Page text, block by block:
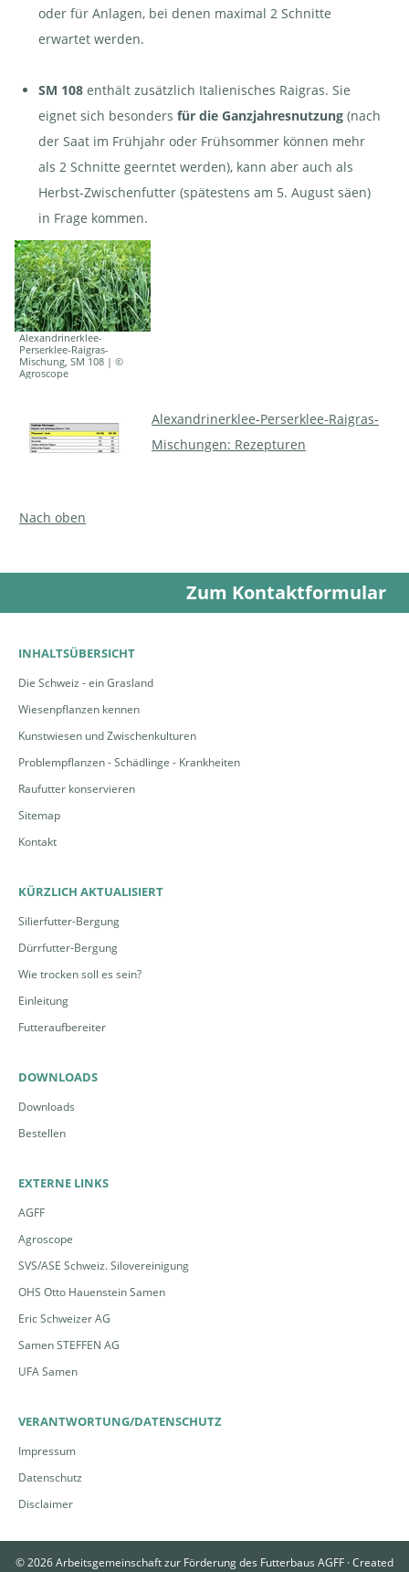
oder für Anlagen, bei denen maximal 2 Schnitte
erwartet werden.
SM 108 enthält zusätzlich Italienisches Raigras. Sie
eignet sich besonders für die Ganzjahresnutzung (nach
der Saat im Frühjahr oder Frühsommer können mehr
als 2 Schnitte geerntet werden), kann aber auch als
Herbst-Zwischenfutter (spätestens am 5. August säen)
in Frage kommen.
Alexandrinerklee-
Perserklee-Raigras-
Mischung, SM 108 | ©
Agroscope
Alexandrinerklee-Perserklee-Raigras-
Mischungen: Rezepturen
Nach oben
Zum Kontaktformular
INHALTSÜBERSICHT
Die Schweiz - ein Grasland
Wiesenpflanzen kennen
Kunstwiesen und Zwischenkulturen
Problempflanzen - Schädlinge - Krankheiten
Raufutter konservieren
Sitemap
Kontakt
KÜRZLICH AKTUALISIERT
Silierfutter-Bergung
Dürrfutter-Bergung
Wie trocken soll es sein?
Einleitung
Futteraufbereiter
DOWNLOADS
Downloads
Bestellen
EXTERNE LINKS
AGFF
Agroscope
SVS/ASE Schweiz. Silovereinigung
OHS Otto Hauenstein Samen
Eric Schweizer AG
Samen STEFFEN AG
UFA Samen
VERANTWORTUNG/DATENSCHUTZ
Impressum
Datenschutz
Disclaimer
© 2026 Arbeitsgemeinschaft zur Förderung des Futterbaus AGFF ·Created